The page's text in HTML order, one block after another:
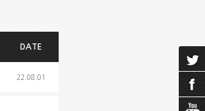
DATE
22.08.01